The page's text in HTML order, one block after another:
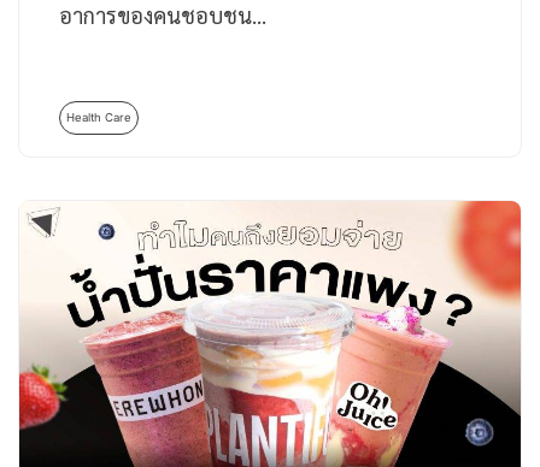
อาการของคนชอบชน…
Health Care